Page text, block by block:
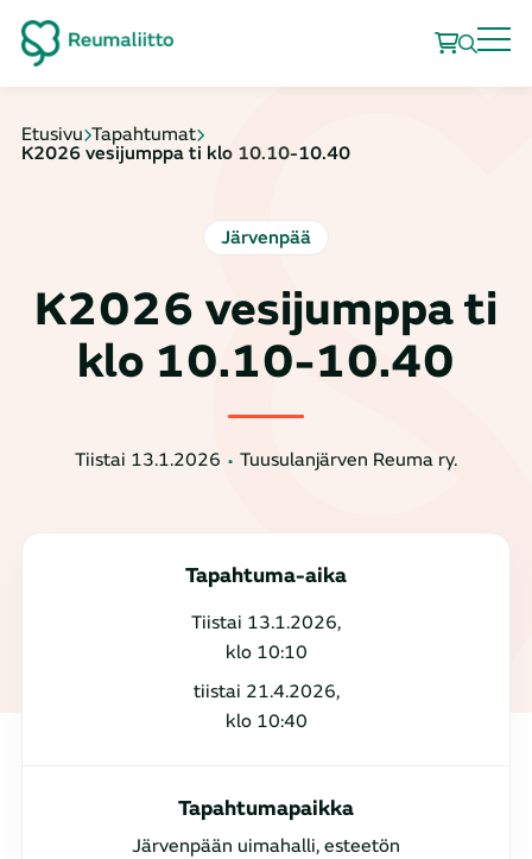
Etusivu Tapahtumat
K2026 vesijumppa ti klo 10.10-10.40
Järvenpää
K2026 vesijumppa ti
klo 10.10-10.40
Tiistai 13.1.2026 Tuusulanjärven Reuma ry.
Tapahtuma-aika
Tiistai 13.1.2026,
klo 10:10
tiistai 21.4.2026,
klo 10:40
Tapahtumapaikka
Järvenpään uimahalli, esteetön